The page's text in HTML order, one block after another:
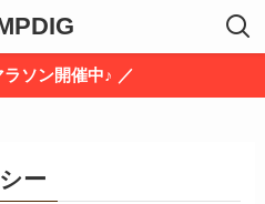
ソン開催中♪ ／
ー